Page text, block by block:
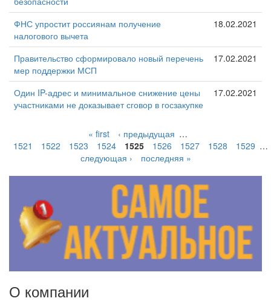
ФНС упростит россиянам получение
налогового вычета
18.02.2021
Правительство сформировало новый перечень
мер поддержки МСП
17.02.2021
Один IP-адрес и минимальное снижение цены
участниками не доказывает сговор в госзакупке
17.02.2021
« first ‹ предыдущая …
1521
1522 1523 1524 1525 1526 1527 1528 1529 …
следующая ›
последняя »
О компании